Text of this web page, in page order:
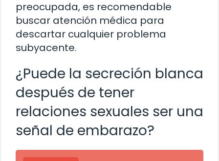
preocupada, es recomendable
buscar atención médica para
descartar cualquier problema
subyacente.
¿Puede la secreción blanca
después de tener
relaciones sexuales ser una
señal de embarazo?